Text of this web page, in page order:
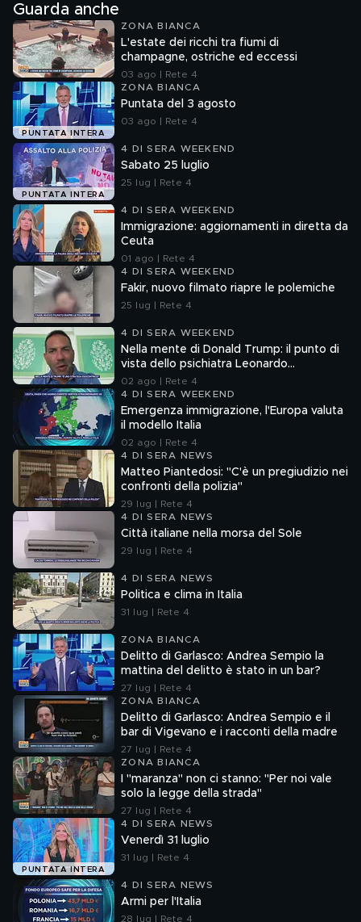
Guarda anche
ZONA BIANCA
L'estate dei ricchi tra fiumi di
champagne, ostriche ed eccessi
03 ago | Rete 4
PUNTATA INTERA
ZONA BIANCA
Puntata del 3 agosto
03 ago | Rete 4
PUNTATA INTERA
4 DI SERA WEEKEND
Sabato 25 luglio
25 lug | Rete 4
4 DI SERA WEEKEND
Immigrazione: aggiornamenti in diretta da
Ceuta
01 ago | Rete 4
4 DI SERA WEEKEND
Fakir, nuovo filmato riapre le polemiche
25 lug | Rete 4
4 DI SERA WEEKEND
Nella mente di Donald Trump: il punto di
vista dello psichiatra Leonardo
Mendolicchio
02 ago | Rete 4
4 DI SERA WEEKEND
Emergenza immigrazione, l'Europa valuta
il modello Italia
02 ago | Rete 4
4 DI SERA NEWS
Matteo Piantedosi: "C'è un pregiudizio nei
confronti della polizia"
29 lug | Rete 4
4 DI SERA NEWS
Città italiane nella morsa del Sole
29 lug | Rete 4
4 DI SERA NEWS
Politica e clima in Italia
31 lug | Rete 4
ZONA BIANCA
Delitto di Garlasco: Andrea Sempio la
mattina del delitto è stato in un bar?
27 lug | Rete 4
ZONA BIANCA
Delitto di Garlasco: Andrea Sempio e il
bar di Vigevano e i racconti della madre
27 lug | Rete 4
ZONA BIANCA
I "maranza" non ci stanno: "Per noi vale
solo la legge della strada"
27 lug | Rete 4
PUNTATA INTERA
4 DI SERA NEWS
Venerdì 31 luglio
31 lug | Rete 4
4 DI SERA NEWS
Armi per l'Italia
28 lug | Rete 4